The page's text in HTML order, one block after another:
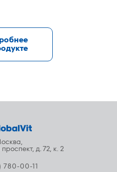
д. 72, к. 2
780-00-11